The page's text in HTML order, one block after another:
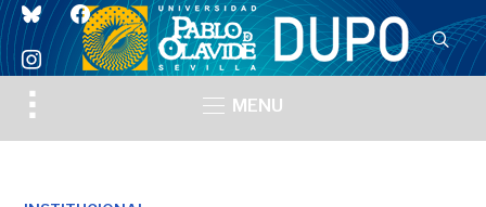
blueskyfacebook
instagram
Toggle
sidebar
MENU